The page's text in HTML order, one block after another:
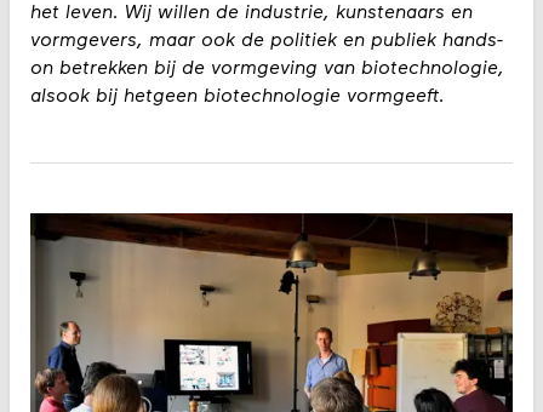
het leven. Wij willen de industrie, kunstenaars en
vormgevers, maar ook de politiek en publiek hands-
on betrekken bij de vormgeving van biotechnologie,
alsook bij hetgeen biotechnologie vormgeeft.